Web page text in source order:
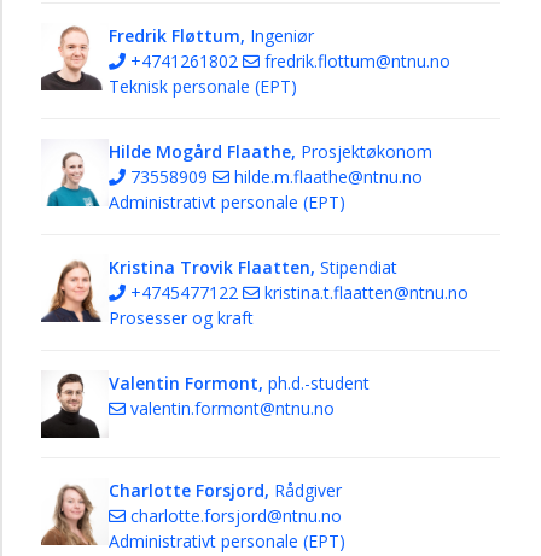
Fredrik Fløttum, Ingeniør
+4741261802
fredrik.flottum@ntnu.no
Teknisk personale (EPT)
Hilde Mogård Flaathe, Prosjektøkonom
73558909
hilde.m.flaathe@ntnu.no
Administrativt personale (EPT)
Kristina Trovik Flaatten, Stipendiat
+4745477122
kristina.t.flaatten@ntnu.no
Prosesser og kraft
Valentin Formont, ph.d.-student
valentin.formont@ntnu.no
Charlotte Forsjord, Rådgiver
charlotte.forsjord@ntnu.no
Administrativt personale (EPT)